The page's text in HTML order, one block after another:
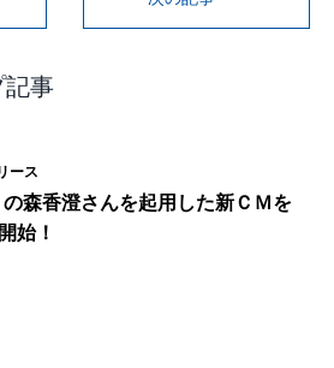
記事
ース
森香澄さんを起用した新ＣＭを
始！